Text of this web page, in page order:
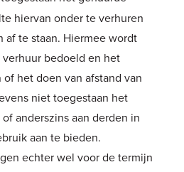
hiervan onder te verhuren
af te staan. Hiermee wordt
bedoeld en het
het doen van afstand van
niet toegestaan het
anderszins aan derden in
aan te bieden.
echter wel voor de termijn